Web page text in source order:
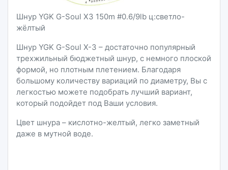
Шнур YGK G-Soul X3 150m #0.6/9lb ц:светло-
жёлтый
Шнур YGK G-Soul X-3 – достаточно популярный
трехжильный бюджетный шнур, с немного плоской
формой, но плотным плетением. Благодаря
большому количеству вариаций по диаметру, Вы с
легкостью можете подобрать лучший вариант,
который подойдет под Ваши условия.
Цвет шнура – кислотно-желтый, легко заметный
даже в мутной воде.